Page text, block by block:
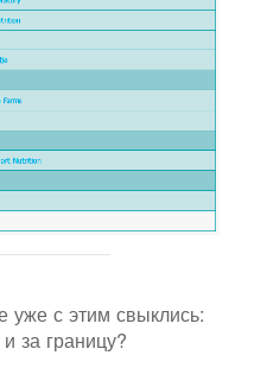
с этим свыклись:
за границу?